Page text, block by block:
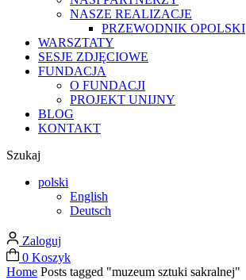
NASZE REALIZACJE
PRZEWODNIK OPOLSKI
WARSZTATY
SESJE ZDJĘCIOWE
FUNDACJA
O FUNDACJI
PROJEKT UNIJNY
BLOG
KONTAKT
Szukaj
polski
English
Deutsch
Zaloguj
0 Koszyk
Home Posts tagged "muzeum sztuki sakralnej"